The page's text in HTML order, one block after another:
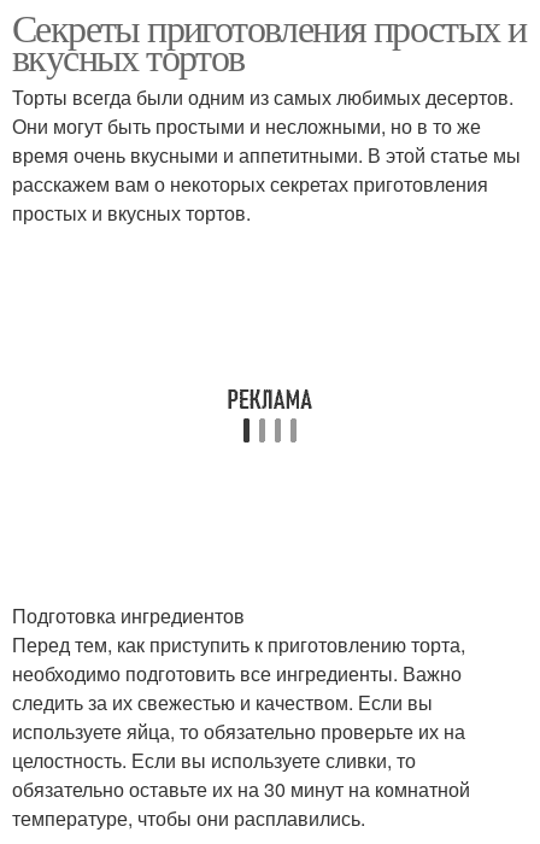
Быстрый торт Желейный торт
Желейно-сметанный
торт
Торт без выпечки
Секреты приготовления простых и
вкусных тортов
Торты всегда были одним из самых любимых десертов.
Они могут быть простыми и несложными, но в то же
время очень вкусными и аппетитными. В этой статье мы
расскажем вам о некоторых секретах приготовления
простых и вкусных тортов.
Подготовка ингредиентов
Перед тем, как приступить к приготовлению торта,
необходимо подготовить все ингредиенты. Важно
следить за их свежестью и качеством. Если вы
используете яйца, то обязательно проверьте их на
целостность. Если вы используете сливки, то
обязательно оставьте их на 30 минут на комнатной
температуре, чтобы они расплавились.